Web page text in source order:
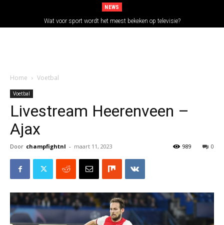
NEWS
Wat voor sport wordt het meest bekeken op televisie?
Home Voetbal
Voetbal
Livestream Heerenveen –
Ajax
Door champfightnl - maart 11, 2023 0
989